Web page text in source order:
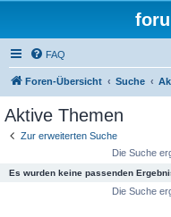
FAQ
Foren-Übersicht Suche
Aktive Themen
Zur erweiterten Suche
Die Suche
Es wurden keine passenden
Die Suche